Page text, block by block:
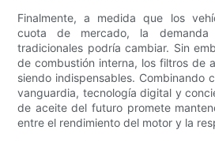
Finalmente, a medida que los
cuota de mercado, la
tradicionales podría cambiar. Sin
de combustión interna, los filtros de
siendo indispensables. Combinando
vanguardia, tecnología digital y
de aceite del futuro promete
entre el rendimiento del motor y la